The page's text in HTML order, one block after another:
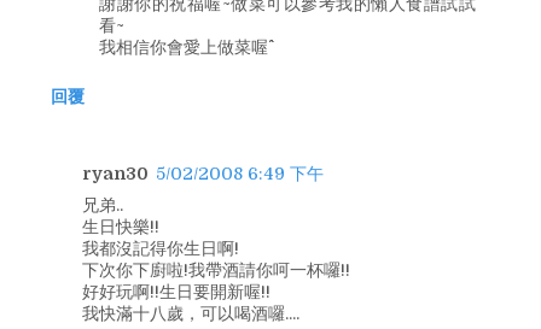
看~
我相信你會愛上做菜喔^^
回覆
ryan30 5/02/2008 6:49 下午
兄弟..
生日快樂!!
我都沒記得你生日啊!
下次你下廚啦!我帶酒請你呵一杯囉!!
好好玩啊!!生日要開新喔!!
我快滿十八歲，可以喝酒囉....